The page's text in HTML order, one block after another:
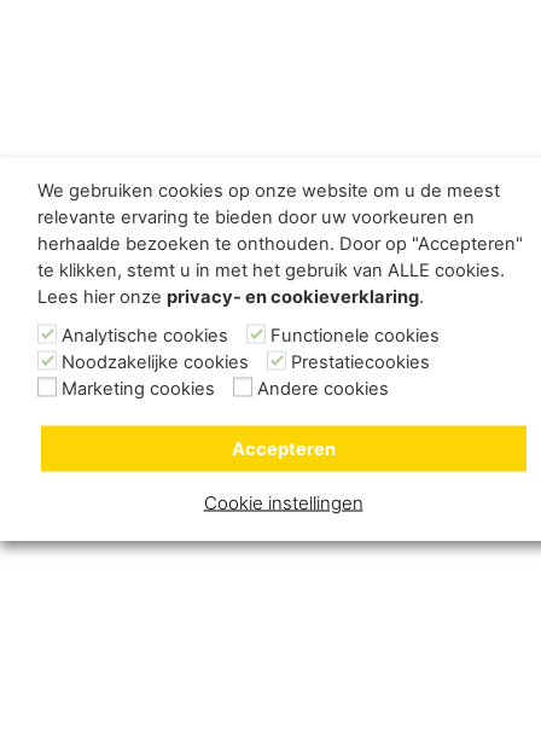
We gebruiken cookies op onze website om u de meest
relevante ervaring te bieden door uw voorkeuren en
herhaalde bezoeken te onthouden. Door op "Accepteren"
te klikken, stemt u in met het gebruik van ALLE cookies.
Lees hier onze privacy- en cookieverklaring.
Analytische cookies
Functionele cookies
Noodzakelijke cookies
Prestatiecookies
Marketing cookies
Andere cookies
Cookie instellingen
Accepteren